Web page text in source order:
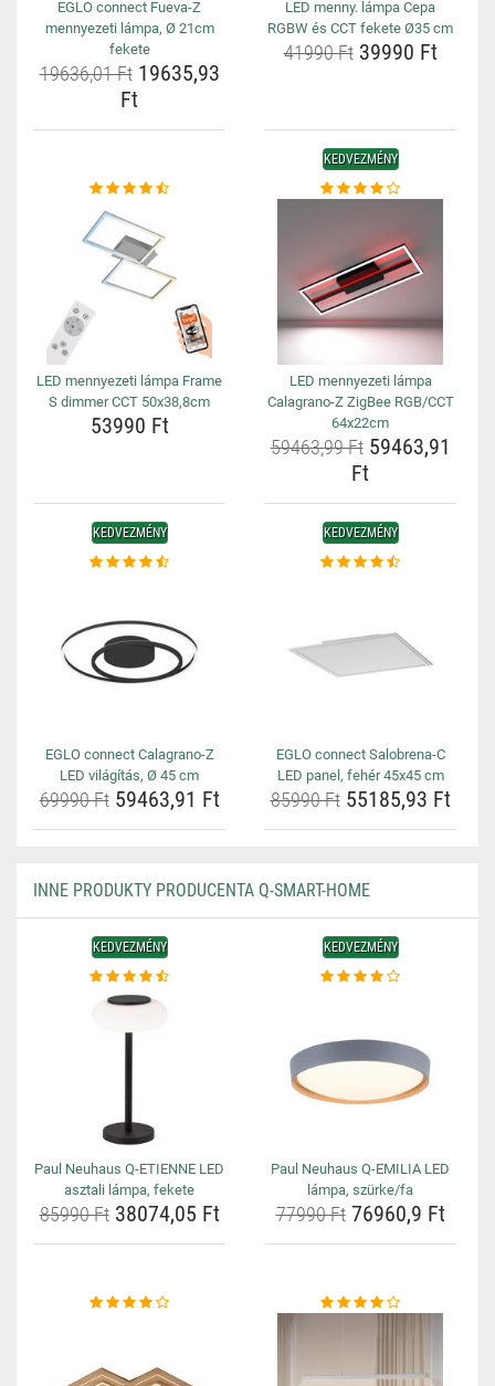
EGLO connect Fueva-Z
mennyezeti lámpa, Ø 21cm
fekete
19636,01 Ft19635,93
Ft
LED menny. lámpa Cepa
RGBW és CCT fekete Ø35 cm
41990 Ft39990 Ft
LED mennyezeti lámpa Frame
S dimmer CCT 50x38,8cm
53990 Ft
KEDVEZMÉNY
LED mennyezeti lámpa
Calagrano-Z ZigBee RGB/CCT
64x22cm
59463,99 Ft59463,91
Ft
KEDVEZMÉNY
EGLO connect Calagrano-Z
LED világítás, Ø 45 cm
69990 Ft59463,91 Ft
KEDVEZMÉNY
EGLO connect Salobrena-C
LED panel, fehér 45x45 cm
85990 Ft55185,93 Ft
INNE PRODUKTY PRODUCENTA Q-SMART-HOME
KEDVEZMÉNY
Paul Neuhaus Q-ETIENNE LED
asztali lámpa, fekete
85990 Ft38074,05 Ft
KEDVEZMÉNY
Paul Neuhaus Q-EMILIA LED
lámpa, szürke/fa
77990 Ft76960,9 Ft